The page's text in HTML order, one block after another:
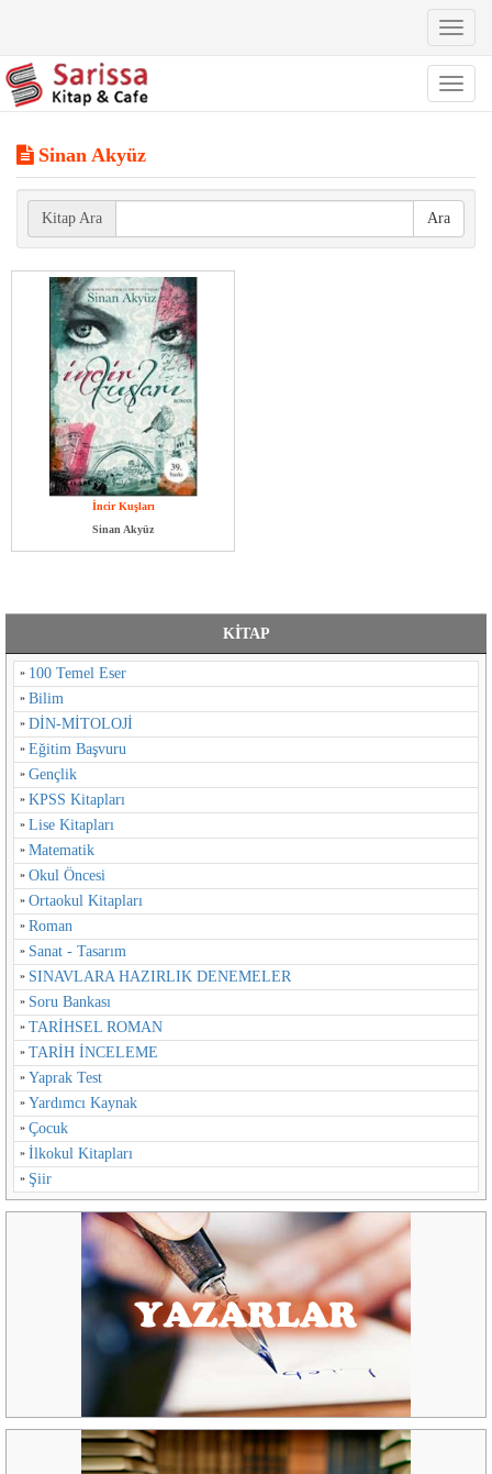
Toggle
Toggle
Sinan Akyüz
Kitap Ara Ara
İncir Kuşları
Sinan Akyüz
KİTAP
100 Temel Eser
Bilim
DİN-MİTOLOJİ
Eğitim Başvuru
Gençlik
KPSS Kitapları
Lise Kitapları
Matematik
Okul Öncesi
Ortaokul Kitapları
Roman
Sanat - Tasarım
SINAVLARA HAZIRLIK DENEMELER
Soru Bankası
TARİHSEL ROMAN
TARİH İNCELEME
Yaprak Test
Yardımcı Kaynak
Çocuk
İlkokul Kitapları
Şiir